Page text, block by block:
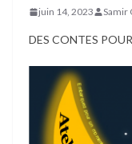
juin 14, 2023 Samir
DES CONTES